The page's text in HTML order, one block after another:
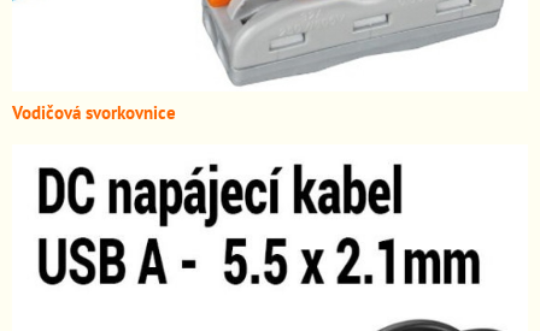
Vodičová svorkovnice